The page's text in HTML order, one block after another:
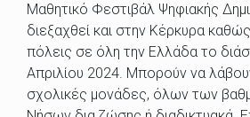
Μαθητικό Φεστιβάλ Ψηφιακής
διεξαχθεί και στην Κέρκυρα
πόλεις σε όλη την Ελλάδα το
Απριλίου 2024. Μπορούν να
σχολικές μονάδες, όλων των